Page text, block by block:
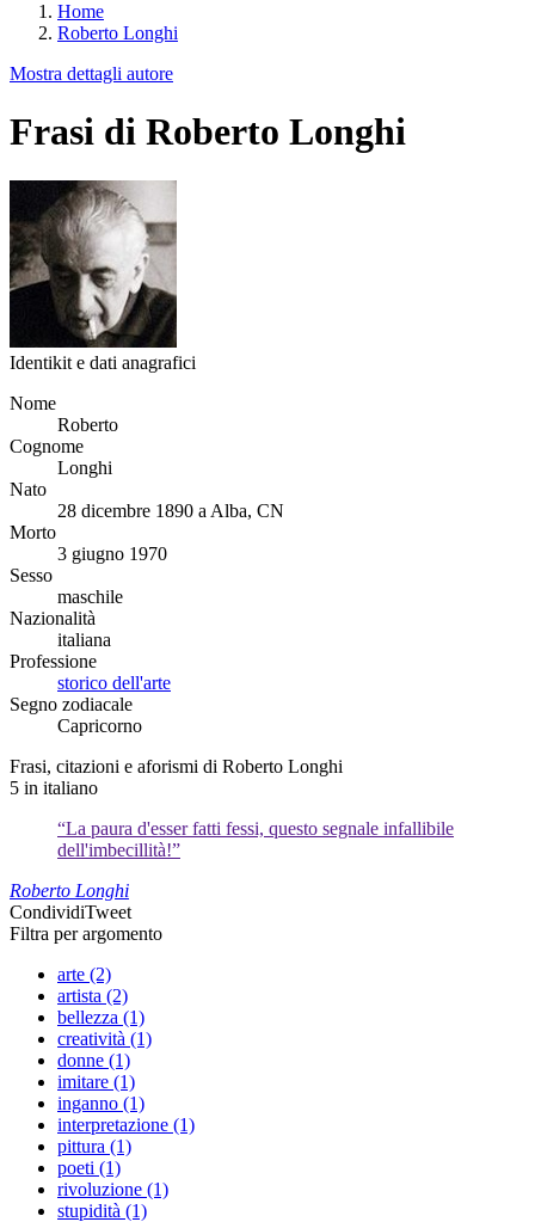
Home
Roberto Longhi
Mostra dettagli autore
Frasi di Roberto Longhi
Identikit e dati anagrafici
Nome
Roberto
Cognome
Longhi
Nato
28 dicembre 1890 a Alba, CN
Morto
3 giugno 1970
Sesso
maschile
Nazionalità
italiana
Professione
storico dell'arte
Segno zodiacale
Capricorno
Frasi, citazioni e aforismi di Roberto Longhi
5 in italiano
“La paura d'esser fatti fessi, questo segnale infallibile
dell'imbecillità!”
Roberto Longhi
CondividiTweet
Filtra per argomento
arte (2)
artista (2)
bellezza (1)
creatività (1)
donne (1)
imitare (1)
inganno (1)
interpretazione (1)
pittura (1)
poeti (1)
rivoluzione (1)
stupidità (1)